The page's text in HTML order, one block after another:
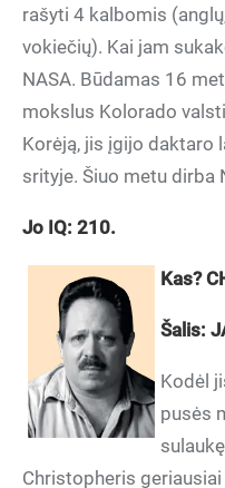
rašyti 4 kalbomis
vokiečių). Kai jam
NASA. Būdamas 16
mokslus Kolorado
Korėją, jis įgijo daktaro
srityje. Šiuo metu dirba
Jo IQ: 210.
Kas?
Šalis:
Kodėl
pusės
Christopheris